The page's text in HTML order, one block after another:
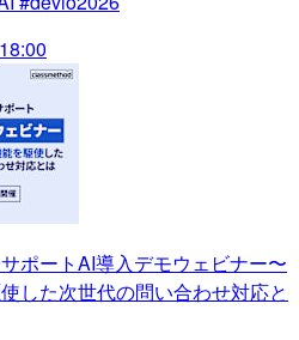
ポートAI導入デモウェビナー〜
した次世代の問い合わせ対応と